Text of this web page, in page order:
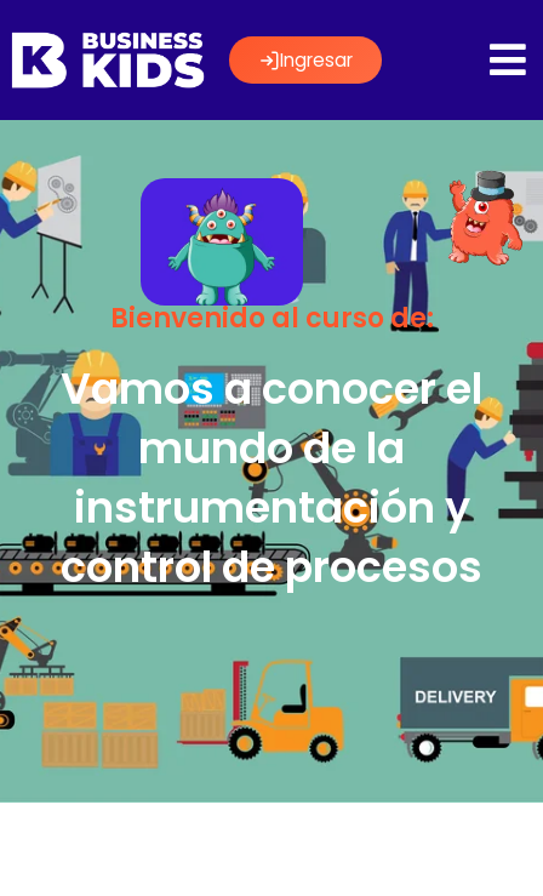
Ingresar
Bienvenido al curso de:
Vamos a conocer el
mundo de la
instrumentación y
control de procesos